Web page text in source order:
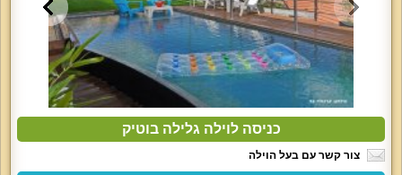
כניסה לוילה גלילה בוטיק
צור קשר עם בעל הוילה